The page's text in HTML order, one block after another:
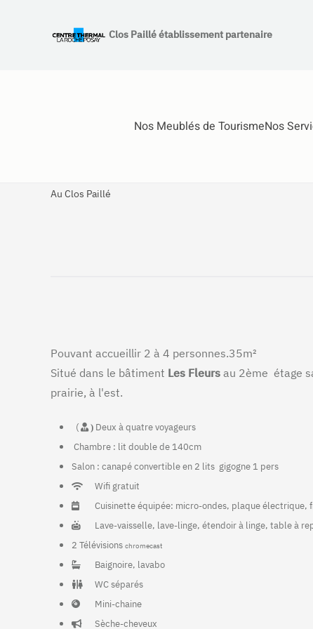
Accéder au contenu principalClos Paillé établissement partenaire
Nos Meublés de TourismeNos
Au Clos Paillé
Pouvant accueillir 2 à 4 personnes.35m²
Situé dans le bâtiment Les Fleurs au 2ème étage
prairie, à l'est.
( ) Deux à quatre voyageurs
Chambre : lit double de 140cm
Salon : canapé convertible en 2 lits gigogne 1 pers
Wifi gratuit
Cuisinette équipée: micro-ondes, plaque
Lave-vaisselle, lave-linge, étendoir à linge, table à
2 Télévisions chromecast
Baignoire, lavabo
WC séparés
Mini-chaine
Sèche-cheveux